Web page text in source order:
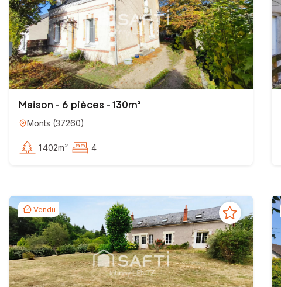
Maison - 6 pièces - 130m²
Monts (37260)
1 402m² 4
Vendu